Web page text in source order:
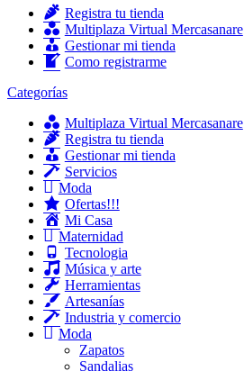
Registra tu tienda
Multiplaza Virtual Mercasanare
Gestionar mi tienda
Como registrarme
Categorías
Multiplaza Virtual Mercasanare
Registra tu tienda
Gestionar mi tienda
Servicios
Moda
Ofertas!!!
Mi Casa
Maternidad
Tecnologia
Música y arte
Herramientas
Artesanías
Industria y comercio
Moda
Zapatos
Sandalias